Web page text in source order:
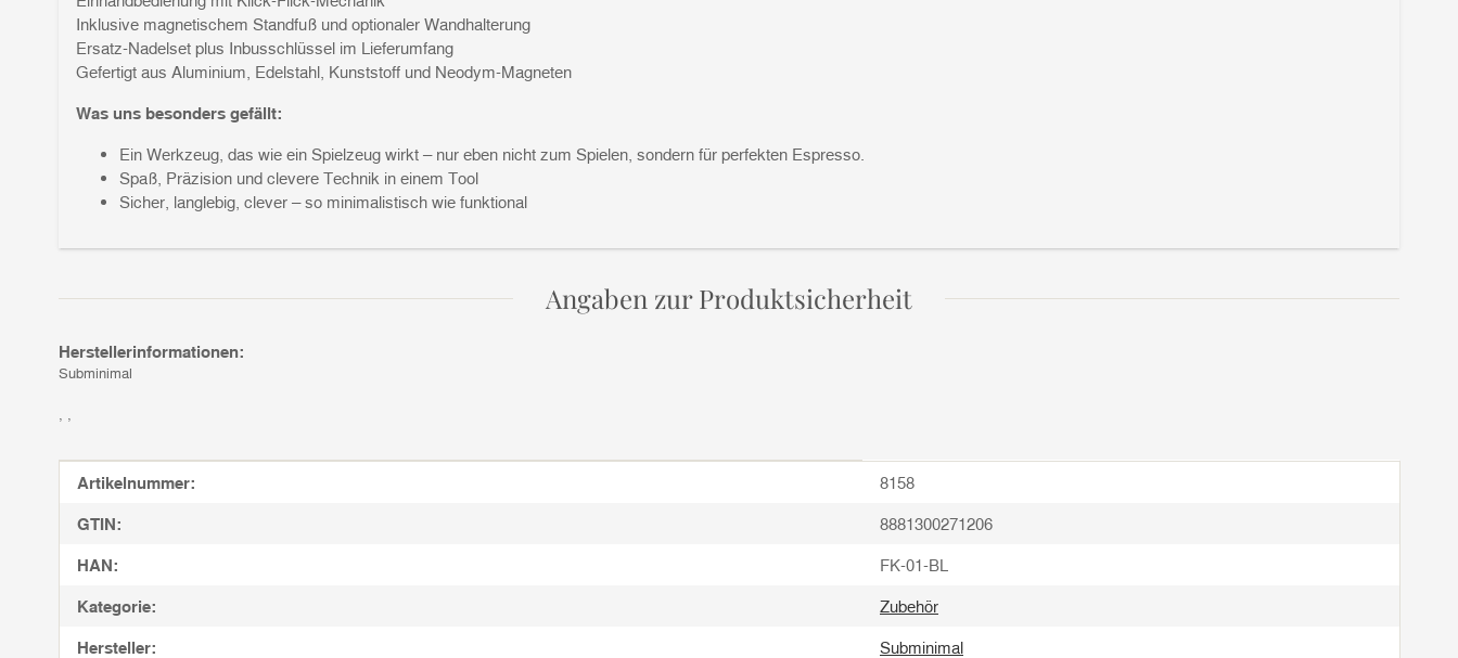
Inklusive magnetischem Standfuß und optionaler Wandhalterung
Ersatz-Nadelset plus Inbusschlüssel im Lieferumfang
Gefertigt aus Aluminium, Edelstahl, Kunststoff und Neodym-Magneten
Was uns besonders gefällt:
Ein Werkzeug, das wie ein Spielzeug wirkt – nur eben nicht zum Spielen, sondern für perfekten Espresso.
Spaß, Präzision und clevere Technik in einem Tool
Sicher, langlebig, clever – so minimalistisch wie funktional
Angaben zur Produktsicherheit
Herstellerinformationen:
Subminimal
Produkteigenschaft
Wert
Artikelnummer: 8158
GTIN: 8881300271206
HAN: FK-01-BL
Kategorie: Zubehör
Hersteller: Subminimal